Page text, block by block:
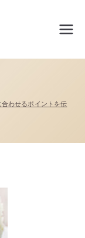
ンドコー）公
わせるポイントを伝